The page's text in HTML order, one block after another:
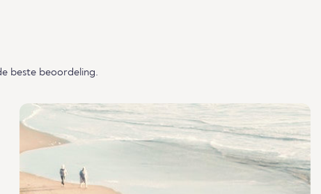
beste beoordeling.